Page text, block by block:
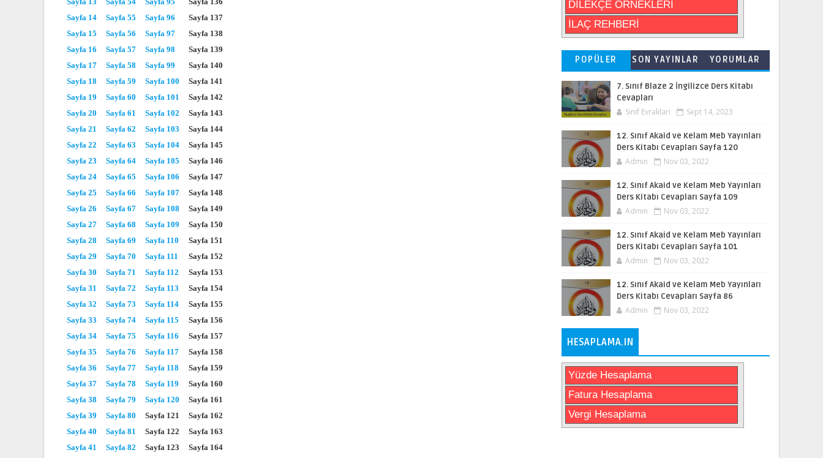
Sayfa 14
Sayfa 15
Sayfa 16
Sayfa 17
Sayfa 18
Sayfa 19
Sayfa 20
Sayfa 21
Sayfa 22
Sayfa 23
Sayfa 24
Sayfa 25
Sayfa 26
Sayfa 27
Sayfa 28
Sayfa 29
Sayfa 30
Sayfa 31
Sayfa 32
Sayfa 33
Sayfa 34
Sayfa 35
Sayfa 36
Sayfa 37
Sayfa 38
Sayfa 39
Sayfa 40
Sayfa 41
Sayfa 55
Sayfa 56
Sayfa 57
Sayfa 58
Sayfa 59
Sayfa 60
Sayfa 61
Sayfa 62
Sayfa 63
Sayfa 64
Sayfa 65
Sayfa 66
Sayfa 67
Sayfa 68
Sayfa 69
Sayfa 70
Sayfa 71
Sayfa 72
Sayfa 73
Sayfa 74
Sayfa 75
Sayfa 76
Sayfa 77
Sayfa 78
Sayfa 79
Sayfa 80
Sayfa 81
Sayfa 82
Sayfa 96
Sayfa 97
Sayfa 98
Sayfa 99
Sayfa 100
Sayfa 101
Sayfa 102
Sayfa 103
Sayfa 104
Sayfa 105
Sayfa 106
Sayfa 107
Sayfa 108
Sayfa 109
Sayfa 110
Sayfa 111
Sayfa 112
Sayfa 113
Sayfa 114
Sayfa 115
Sayfa 116
Sayfa 117
Sayfa 118
Sayfa 119
Sayfa 120
Sayfa 121
Sayfa 122
Sayfa 123
Sayfa 137
Sayfa 138
Sayfa 139
Sayfa 140
Sayfa 141
Sayfa 142
Sayfa 143
Sayfa 144
Sayfa 145
Sayfa 146
Sayfa 147
Sayfa 148
Sayfa 149
Sayfa 150
Sayfa 151
Sayfa 152
Sayfa 153
Sayfa 154
Sayfa 155
Sayfa 156
Sayfa 157
Sayfa 158
Sayfa 159
Sayfa 160
Sayfa 161
Sayfa 162
Sayfa 163
Sayfa 164
DİLEKÇE ÖRNEKLERİ
İLAÇ REHBERİ
POPÜLER SON YAYINLAR YORUMLAR
7. Sınıf Blaze 2 İngilizce Ders Kitabı
Cevapları
Sınıf Evrakları Sept 14, 2023
12. Sınıf Akaid ve Kelam Meb Yayınları
Ders Kitabı Cevapları Sayfa 120
Admin Nov 03, 2022
12. Sınıf Akaid ve Kelam Meb Yayınları
Ders Kitabı Cevapları Sayfa 109
Admin Nov 03, 2022
12. Sınıf Akaid ve Kelam Meb Yayınları
Ders Kitabı Cevapları Sayfa 101
Admin Nov 03, 2022
12. Sınıf Akaid ve Kelam Meb Yayınları
Ders Kitabı Cevapları Sayfa 86
Admin Nov 03, 2022
HESAPLAMA.IN
Yüzde Hesaplama
Fatura Hesaplama
Vergi Hesaplama